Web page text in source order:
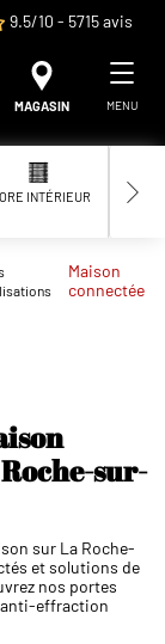
9.5/10 - 5715 avis
MAGASIN MENU
INTÉRIEUR
Maison
connectée
sur-
sur La Roche-
et solutions de
nos portes
anti-effraction